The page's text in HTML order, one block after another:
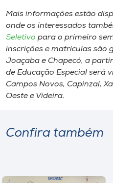
Mais informações estão
onde os interessados
Seletivo para o primeiro
inscrições e matrículas são
Joaçaba e Chapecó, a
de Educação Especial será
Campos Novos, Capinzal,
Oeste e Videira.
Confira também